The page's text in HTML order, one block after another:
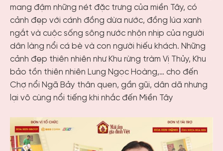
mang đậm những nét đặc trưng của miền Tây, có
cảnh đẹp với cánh đồng dừa nước, đồng lúa xanh
ngắt và cuộc sống sông nước nhộn nhịp của người
dân làng nổi cá bè và con người hiếu khách. Những
cảnh đẹp thiên nhiên như Khu rừng tràm Vị Thủy, Khu
bảo tồn thiên nhiên Lung Ngọc Hoàng,… cho đến
Chợ nổi Ngã Bảy thân quen, gần gũi, dân dã nhưng
lại vô cùng nổi tiếng khi nhắc đến Miền Tây